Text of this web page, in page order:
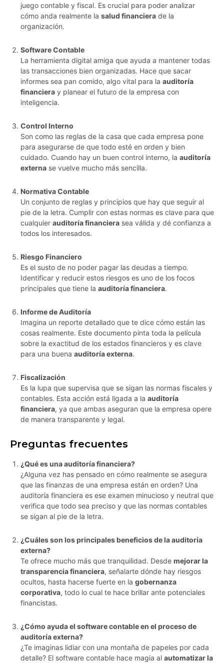
juego contable y fiscal. Es crucial para poder analizar
cómo anda realmente la salud financiera de la
organización.
Software Contable
La herramienta digital amiga que ayuda a mantener todas
las transacciones bien organizadas. Hace que sacar
informes sea pan comido, algo vital para la auditoría
financiera y planear el futuro de la empresa con
inteligencia.
Control Interno
Son como las reglas de la casa que cada empresa pone
para asegurarse de que todo esté en orden y bien
cuidado. Cuando hay un buen control interno, la auditoría
externa se vuelve mucho más sencilla.
Normativa Contable
Un conjunto de reglas y principios que hay que seguir al
pie de la letra. Cumplir con estas normas es clave para que
cualquier auditoría financiera sea válida y dé confianza a
todos los interesados.
Riesgo Financiero
Es el susto de no poder pagar las deudas a tiempo.
Identificar y reducir estos riesgos es uno de los focos
principales que tiene la auditoría financiera.
Informe de Auditoría
Imagina un reporte detallado que te dice cómo están las
cosas realmente. Este documento pinta toda la película
sobre la exactitud de los estados financieros y es clave
para una buena auditoría externa.
Fiscalización
Es la lupa que supervisa que se sigan las normas fiscales y
contables. Esta acción está ligada a la auditoría
financiera, ya que ambas aseguran que la empresa opere
de manera transparente y legal.
Preguntas frecuentes
¿Qué es una auditoría financiera?
¿Alguna vez has pensado en cómo realmente se asegura
que las finanzas de una empresa están en orden? Una
auditoría financiera es ese examen minucioso y neutral que
verifica que todo sea preciso y que las normas contables
se sigan al pie de la letra.
¿Cuáles son los principales beneficios de la auditoría
externa?
Te ofrece mucho más que tranquilidad. Desde mejorar la
transparencia financiera, señalarte dónde hay riesgos
ocultos, hasta hacerse fuerte en la gobernanza
corporativa, todo lo cual te hace brillar ante potenciales
financistas.
¿Cómo ayuda el software contable en el proceso de
auditoría externa?
¿Te imaginas lidiar con una montaña de papeles por cada
detalle? El software contable hace magia al automatizar la